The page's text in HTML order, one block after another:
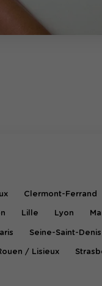
Clermont-Ferrand
Lille Lyon
Seine-Saint-Denis
/ Lisieux